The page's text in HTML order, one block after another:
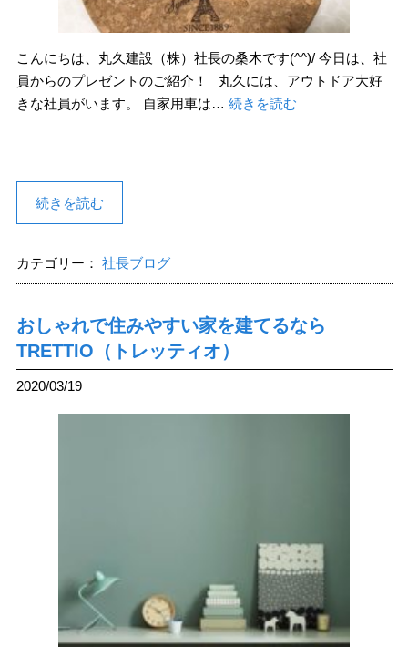
こんにちは、丸久建設（株）社長の桑木です(^^)/ 今日は、社
員からのプレゼントのご紹介！ 丸久には、アウトドア大好
きな社員がいます。 自家用車は… 続きを読む
続きを読む
カテゴリー： 社長ブログ
おしゃれで住みやすい家を建てるなら
TRETTIO（トレッティオ）
2020/03/19